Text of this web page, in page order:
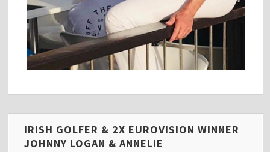
IRISH GOLFER & 2X EUROVISION WINNER
JOHNNY LOGAN & ANNELIE